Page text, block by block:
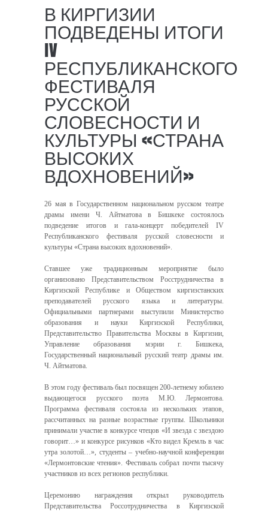
В КИРГИЗИИ
ПОДВЕДЕНЫ ИТОГИ
IV
РЕСПУБЛИКАНСКОГО
ФЕСТИВАЛЯ
РУССКОЙ
СЛОВЕСНОСТИ И
КУЛЬТУРЫ «СТРАНА
ВЫСОКИХ
ВДОХНОВЕНИЙ»
26 мая в Государственном национальном русском театре
драмы имени Ч. Айтматова в Бишкеке состоялось
подведение итогов и гала-концерт победителей IV
Республиканского фестиваля русской словесности и
культуры «Страна высоких вдохновений».
Ставшее уже традиционным мероприятие было
организовано Представительством Росструдничества в
Киргизской Республике и Обществом киргизстанских
преподавателей русского языка и литературы.
Официальными партнерами выступили Министерство
образования и науки Киргизской Республики,
Представительство Правительства Москвы в Киргизии,
Управление образования мэрии г. Бишкека,
Государственный национальный русский театр драмы им.
Ч. Айтматова.
В этом году фестиваль был посвящен 200-летнему юбилею
выдающегося русского поэта М.Ю. Лермонтова.
Программа фестиваля состояла из нескольких этапов,
рассчитанных на разные возрастные группы. Школьники
принимали участие в конкурсе чтецов «И звезда с звездою
говорит…» и конкурсе рисунков «Кто видел Кремль в час
утра золотой…», студенты – учебно-научной конференции
«Лермонтовские чтения». Фестиваль собрал почти тысячу
участников из всех регионов республики.
Церемонию награждения открыл руководитель
Представительства Россотрудничества в Киргизской